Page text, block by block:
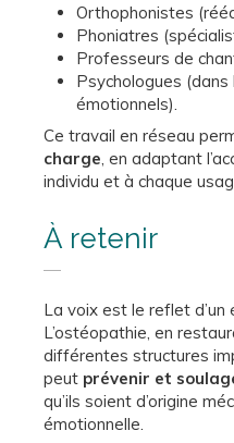
Orthophonistes
Phoniatres
Professeurs de
Psychologues
émotionnels).
Ce travail en réseau
charge , en adaptant
individu et à chaque
À retenir
La voix est le reflet d’un
L’ostéopathie, en
différentes structures
peut prévenir et
qu’ils soient d’origine
émotionnelle.